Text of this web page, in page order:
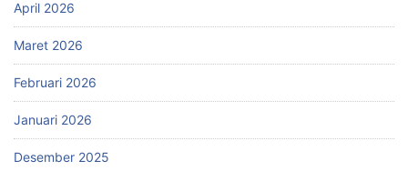
April 2026
Maret 2026
Februari 2026
Januari 2026
Desember 2025